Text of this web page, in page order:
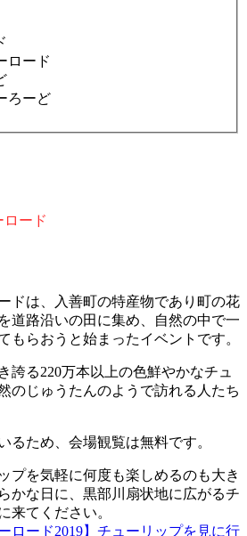
ロード
ろーど
ロード
ドは、入善町の特産物であり町の花
道路沿いの田に集め、自然の中で一
もらおうと始まったイベントです。
誇る220万本以上の色鮮やかなチュ
のじゅうたんのようで訪れる人たち
るため、会場観覧は無料です。
プを気軽に何度も楽しめるのも大き
かな日に、黒部川扇状地に広がるチ
来てください。
ロード2019】チューリップを見に行